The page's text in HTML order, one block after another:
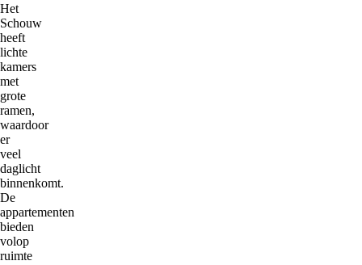
Het
Schouw
heeft
lichte
kamers
met
grote
ramen,
waardoor
er
veel
daglicht
binnenkomt.
De
appartementen
bieden
volop
ruimte